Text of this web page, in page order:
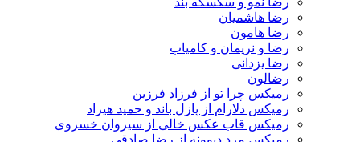
رضا هاشمیان
رضا هامون
رضا و نریمان و کامیاب
رضا یزدانی
رضالون
رمیکس چرا تو از فرزاد فرزین
رمیکس دلارام از پازل باند و حمید هیراد
رمیکس قاب عکس خالی از سیروان خسروی